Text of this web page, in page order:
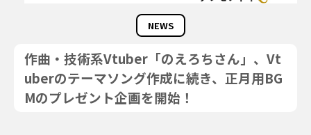
NEWS
作曲・技術系Vtuber「のえろちさん」、Vt
uberのテーマソング作成に続き、正月用BG
Mのプレゼント企画を開始！